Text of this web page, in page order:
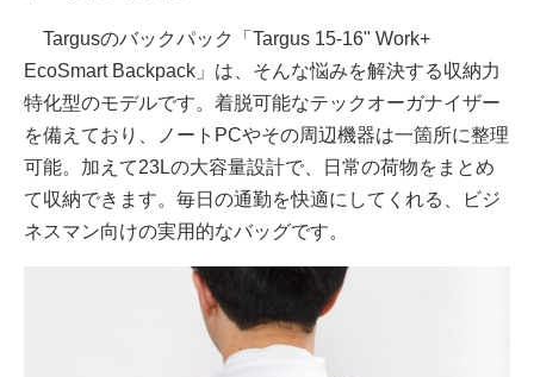
Targusのバックパック「Targus 15-16" Work+
EcoSmart Backpack」は、そんな悩みを解決する収納力
特化型のモデルです。着脱可能なテックオーガナイザー
を備えており、ノートPCやその周辺機器は一箇所に整理
可能。加えて23Lの大容量設計で、日常の荷物をまとめ
て収納できます。毎日の通勤を快適にしてくれる、ビジ
ネスマン向けの実用的なバッグです。